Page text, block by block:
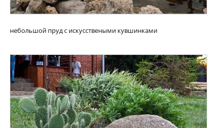
небольшой пруд с искусствеными кувшинками